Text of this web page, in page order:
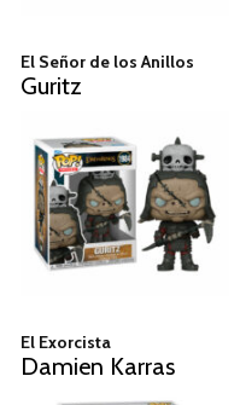
El Señor de los Anillos
Guritz
El Exorcista
Damien Karras